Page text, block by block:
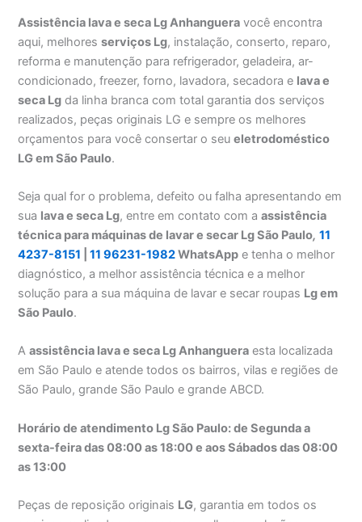
Assistência lava e seca Lg Anhanguera você encontra
aqui, melhoresserviços Lg, instalação, conserto, reparo,
reforma e manutenção para refrigerador, geladeira, ar-
condicionado, freezer, forno, lavadora, secadora e lava e
seca Lg da linha branca com total garantia dos serviços
realizados, peças originais LG e sempre os melhores
orçamentos para você consertar o seueletrodoméstico
LG em São Paulo.
Seja qual for o problema, defeito ou falha apresentando em
sua lava e seca Lg, entre em contato com aassistência
técnica para máquinas de lavar e secar Lg São Paulo, 11
4237-8151 |11 96231-1982WhatsApp e tenha o melhor
diagnóstico, a melhor assistência técnica e a melhor
solução para a sua máquina de lavar e secar roupas Lg em
São Paulo.
Aassistência lava e seca Lg Anhanguera esta localizada
em São Paulo e atende todos os bairros, vilas e regiões de
São Paulo, grande São Paulo e grande ABCD.
Horário de atendimento Lg São Paulo: de Segunda a
sexta-feira das 08:00 as 18:00 e aos Sábados das 08:00
as 13:00
Peças de reposição originais LG, garantia em todos os